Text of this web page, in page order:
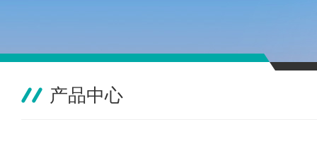
产品中心